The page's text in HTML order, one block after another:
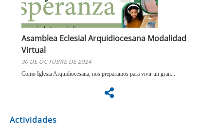
Asamblea Eclesial Arquidiocesana Modalidad
Virtual
30 DE OCTUBRE DE 2024
Como Iglesia Arquidiocesana, nos preparamos para vivir un gran...
Actividades